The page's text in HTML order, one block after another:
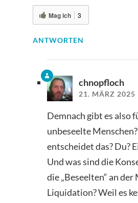
Mag ich 3
ANTWORTEN
chnopfloch
21. MÄRZ 2025
Demnach gibt es also
unbeseelte
entscheidet das? Du?
Und was sind die
die „Beseelten“ an der
Liquidation? Weil es